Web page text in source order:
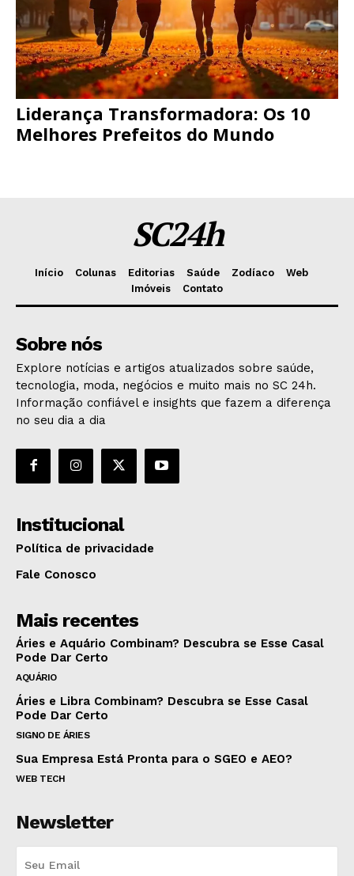
Liderança Transformadora: Os 10
Melhores Prefeitos do Mundo
SC24h
Início Colunas Editorias Saúde Zodíaco
Web
Imóveis
Contato
Sobre nós
Explore notícias e artigos atualizados sobre saúde,
tecnologia, moda, negócios e muito mais no SC 24h.
Informação confiável e insights que fazem a diferença
no seu dia a dia
Institucional
Política de privacidade
Fale Conosco
Mais recentes
Áries e Aquário Combinam? Descubra se Esse Casal
Pode Dar Certo
AQUÁRIO
Áries e Libra Combinam? Descubra se Esse Casal
Pode Dar Certo
SIGNO DE ÁRIES
Sua Empresa Está Pronta para o SGEO e AEO?
WEB TECH
Newsletter